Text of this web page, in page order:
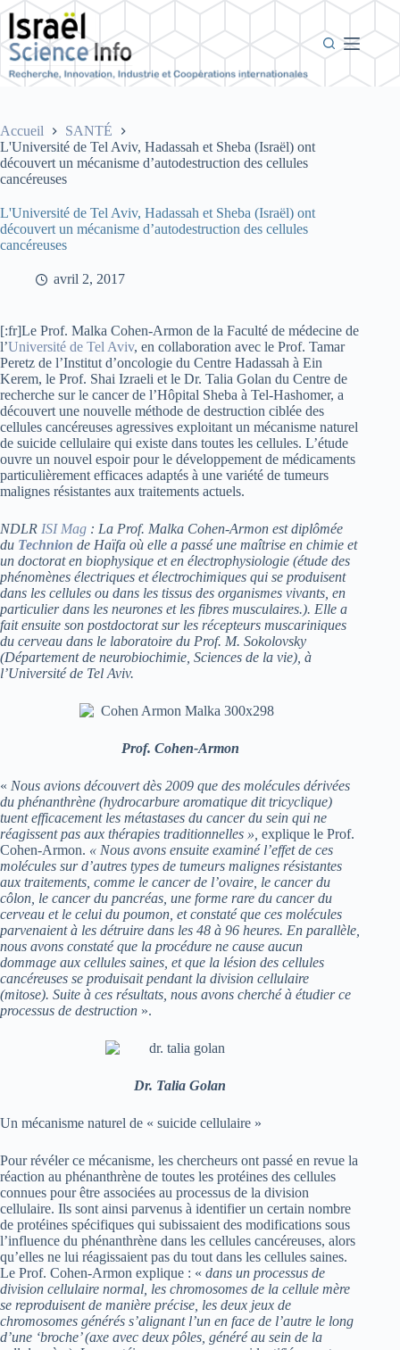
Passer
contenu
Accueil
SANTÉ
L'Université de Tel Aviv, Hadassah et Sheba (Israël) ont
découvert un mécanisme d’autodestruction des cellules
cancéreuses
L'Université de Tel Aviv, Hadassah et Sheba (Israël) ont
découvert un mécanisme d’autodestruction des cellules
cancéreuses
avril 2, 2017
[:fr]Le Prof. Malka Cohen-Armon de la Faculté de médecine de
l’Université de Tel Aviv, en collaboration avec le Prof. Tamar
Peretz de l’Institut d’oncologie du Centre Hadassah à Ein
Kerem, le Prof. Shai Izraeli et le Dr. Talia Golan du Centre de
recherche sur le cancer de l’Hôpital Sheba à Tel-Hashomer, a
découvert une nouvelle méthode de destruction ciblée des
cellules cancéreuses agressives exploitant un mécanisme naturel
de suicide cellulaire qui existe dans toutes les cellules. L’étude
ouvre un nouvel espoir pour le développement de médicaments
particulièrement efficaces adaptés à une variété de tumeurs
malignes résistantes aux traitements actuels.
NDLR ISI Mag : La Prof. Malka Cohen-Armon est diplômée
du Technion de Haïfa où elle a passé une maîtrise en chimie et
un doctorat en biophysique et en électrophysiologie (étude des
phénomènes électriques et électrochimiques qui se produisent
dans les cellules ou dans les tissus des organismes vivants, en
particulier dans les neurones et les fibres musculaires.). Elle a
fait ensuite son postdoctorat sur les récepteurs muscariniques
du cerveau dans le laboratoire du Prof. M. Sokolovsky
(Département de neurobiochimie, Sciences de la vie), à
l’Université de Tel Aviv.
Prof. Cohen-Armon
« Nous avions découvert dès 2009 que des molécules dérivées
du phénanthrène (hydrocarbure aromatique dit tricyclique)
tuent efficacement les métastases du cancer du sein qui ne
réagissent pas aux thérapies traditionnelles », explique le Prof.
Cohen-Armon. « Nous avons ensuite examiné l’effet de ces
molécules sur d’autres types de tumeurs malignes résistantes
aux traitements, comme le cancer de l’ovaire, le cancer du
côlon, le cancer du pancréas, une forme rare du cancer du
cerveau et le celui du poumon, et constaté que ces molécules
parvenaient à les détruire dans les 48 à 96 heures. En parallèle,
nous avons constaté que la procédure ne cause aucun
dommage aux cellules saines, et que la lésion des cellules
cancéreuses se produisait pendant la division cellulaire
(mitose). Suite à ces résultats, nous avons cherché à étudier ce
processus de destruction ».
Dr. Talia Golan
Un mécanisme naturel de « suicide cellulaire »
Pour révéler ce mécanisme, les chercheurs ont passé en revue la
réaction au phénanthrène de toutes les protéines des cellules
connues pour être associées au processus de la division
cellulaire. Ils sont ainsi parvenus à identifier un certain nombre
de protéines spécifiques qui subissaient des modifications sous
l’influence du phénanthrène dans les cellules cancéreuses, alors
qu’elles ne lui réagissaient pas du tout dans les cellules saines.
Le Prof. Cohen-Armon explique : « dans un processus de
division cellulaire normal, les chromosomes de la cellule mère
se reproduisent de manière précise, les deux jeux de
chromosomes générés s’alignant l’un en face de l’autre le long
d’une ‘broche’ (axe avec deux pôles, généré au sein de la